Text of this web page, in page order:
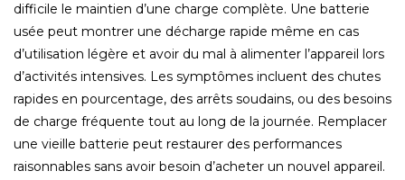
difficile le maintien d’une charge complète. Une batterie
usée peut montrer une décharge rapide même en cas
d’utilisation légère et avoir du mal à alimenter l’appareil lors
d’activités intensives. Les symptômes incluent des chutes
rapides en pourcentage, des arrêts soudains, ou des besoins
de charge fréquente tout au long de la journée. Remplacer
une vieille batterie peut restaurer des performances
raisonnables sans avoir besoin d’acheter un nouvel appareil.